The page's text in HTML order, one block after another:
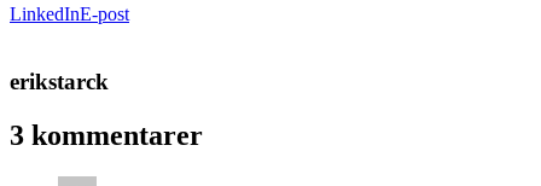
LinkedInE-post
erikstarck
3 kommentarer